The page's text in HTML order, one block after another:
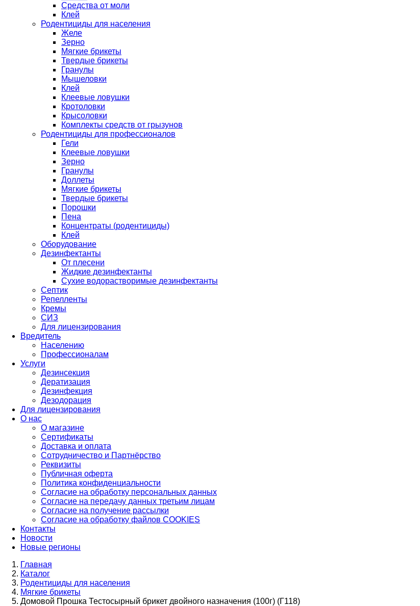
Средства от моли
Клей
Родентициды для населения
Желе
Зерно
Мягкие брикеты
Твердые брикеты
Гранулы
Мышеловки
Клей
Клеевые ловушки
Кротоловки
Крысоловки
Комплекты средств от грызунов
Родентициды для профессионалов
Гели
Клеевые ловушки
Зерно
Гранулы
Доллеты
Мягкие брикеты
Твердые брикеты
Порошки
Пена
Концентраты (родентициды)
Клей
Оборудование
Дезинфектанты
От плесени
Жидкие дезинфектанты
Сухие водорастворимые дезинфектанты
Септик
Репелленты
Кремы
СИЗ
Для лицензирования
Вредитель
Населению
Профессионалам
Услуги
Дезинсекция
Дератизация
Дезинфекция
Дезодорация
Для лицензирования
О нас
О магазине
Сертификаты
Доставка и оплата
Сотрудничество и Партнёрство
Реквизиты
Публичная оферта
Политика конфиденциальности
Согласие на обработку персональных данных
Согласие на передачу данных третьим лицам
Согласие на получение рассылки
Согласие на обработку файлов COOKIES
Контакты
Новости
Новые регионы
Главная
Каталог
Родентициды для населения
Мягкие брикеты
Домовой Прошка Тестосырный брикет двойного назначения (100г) (Г118)